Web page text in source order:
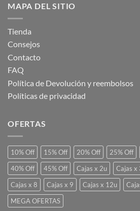
MAPA DEL SITIO
Tienda
Consejos
Contacto
FAQ
Política de Devolución y reembolsos
Políticas de privacidad
OFERTAS
10% Off 15% Off 20% Off 25% Off
40% Off
45% Off Cajas x 2u Cajas x
Cajas x 8
Cajas x 9 Cajas x 12u
MEGA OFERTAS